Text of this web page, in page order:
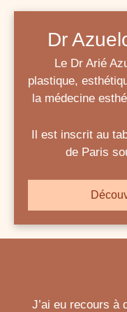
Dr
Le Dr Arié
plastique,
la médecine
Il est inscrit au
de Paris
J’ai eu recours à